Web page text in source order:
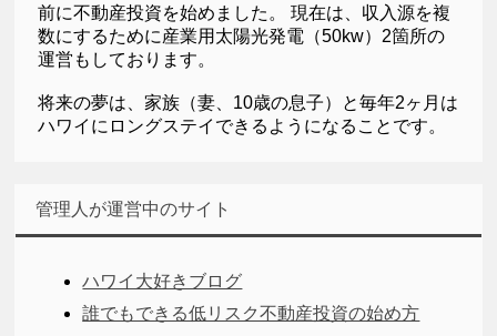
前に不動産投資を始めました。 現在は、収入源を複
数にするために産業用太陽光発電（50kw）2箇所の
運営もしております。
将来の夢は、家族（妻、10歳の息子）と毎年2ヶ月は
ハワイにロングステイできるようになることです。
管理人が運営中のサイト
ハワイ大好きブログ
誰でもできる低リスク不動産投資の始め方